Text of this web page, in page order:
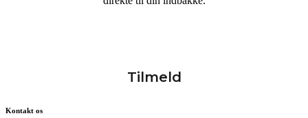
Kontakt os